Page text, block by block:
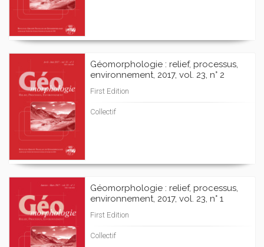
Géomorphologie : relief, processus,
environnement, 2017, vol. 23, n° 2
First Edition
Collectif
Géomorphologie : relief, processus,
environnement, 2017, vol. 23, n° 1
First Edition
Collectif